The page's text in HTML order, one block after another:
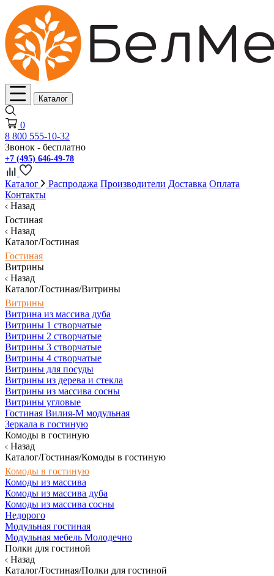
Каталог
0
8 800 555-10-32
Звонок - бесплатно
+7 (495) 646-49-78
Каталог Распродажа Производители Доставка Оплата
Контакты
Назад
Гостиная
Назад
Каталог/Гостиная
Гостиная
Витрины
Назад
Каталог/Гостиная/Витрины
Витрины
Витрина из массива дуба
Витрины 1 створчатые
Витрины 2 створчатые
Витрины 3 створчатые
Витрины 4 створчатые
Витрины для посуды
Витрины из дерева и стекла
Витрины из массива сосны
Витрины угловые
Гостиная Вилия-М модульная
Зеркала в гостиную
Комоды в гостиную
Назад
Каталог/Гостиная/Комоды в гостиную
Комоды в гостиную
Комоды из массива
Комоды из массива дуба
Комоды из массива сосны
Недорого
Модульная гостиная
Модульная мебель Молодечно
Полки для гостиной
Назад
Каталог/Гостиная/Полки для гостиной